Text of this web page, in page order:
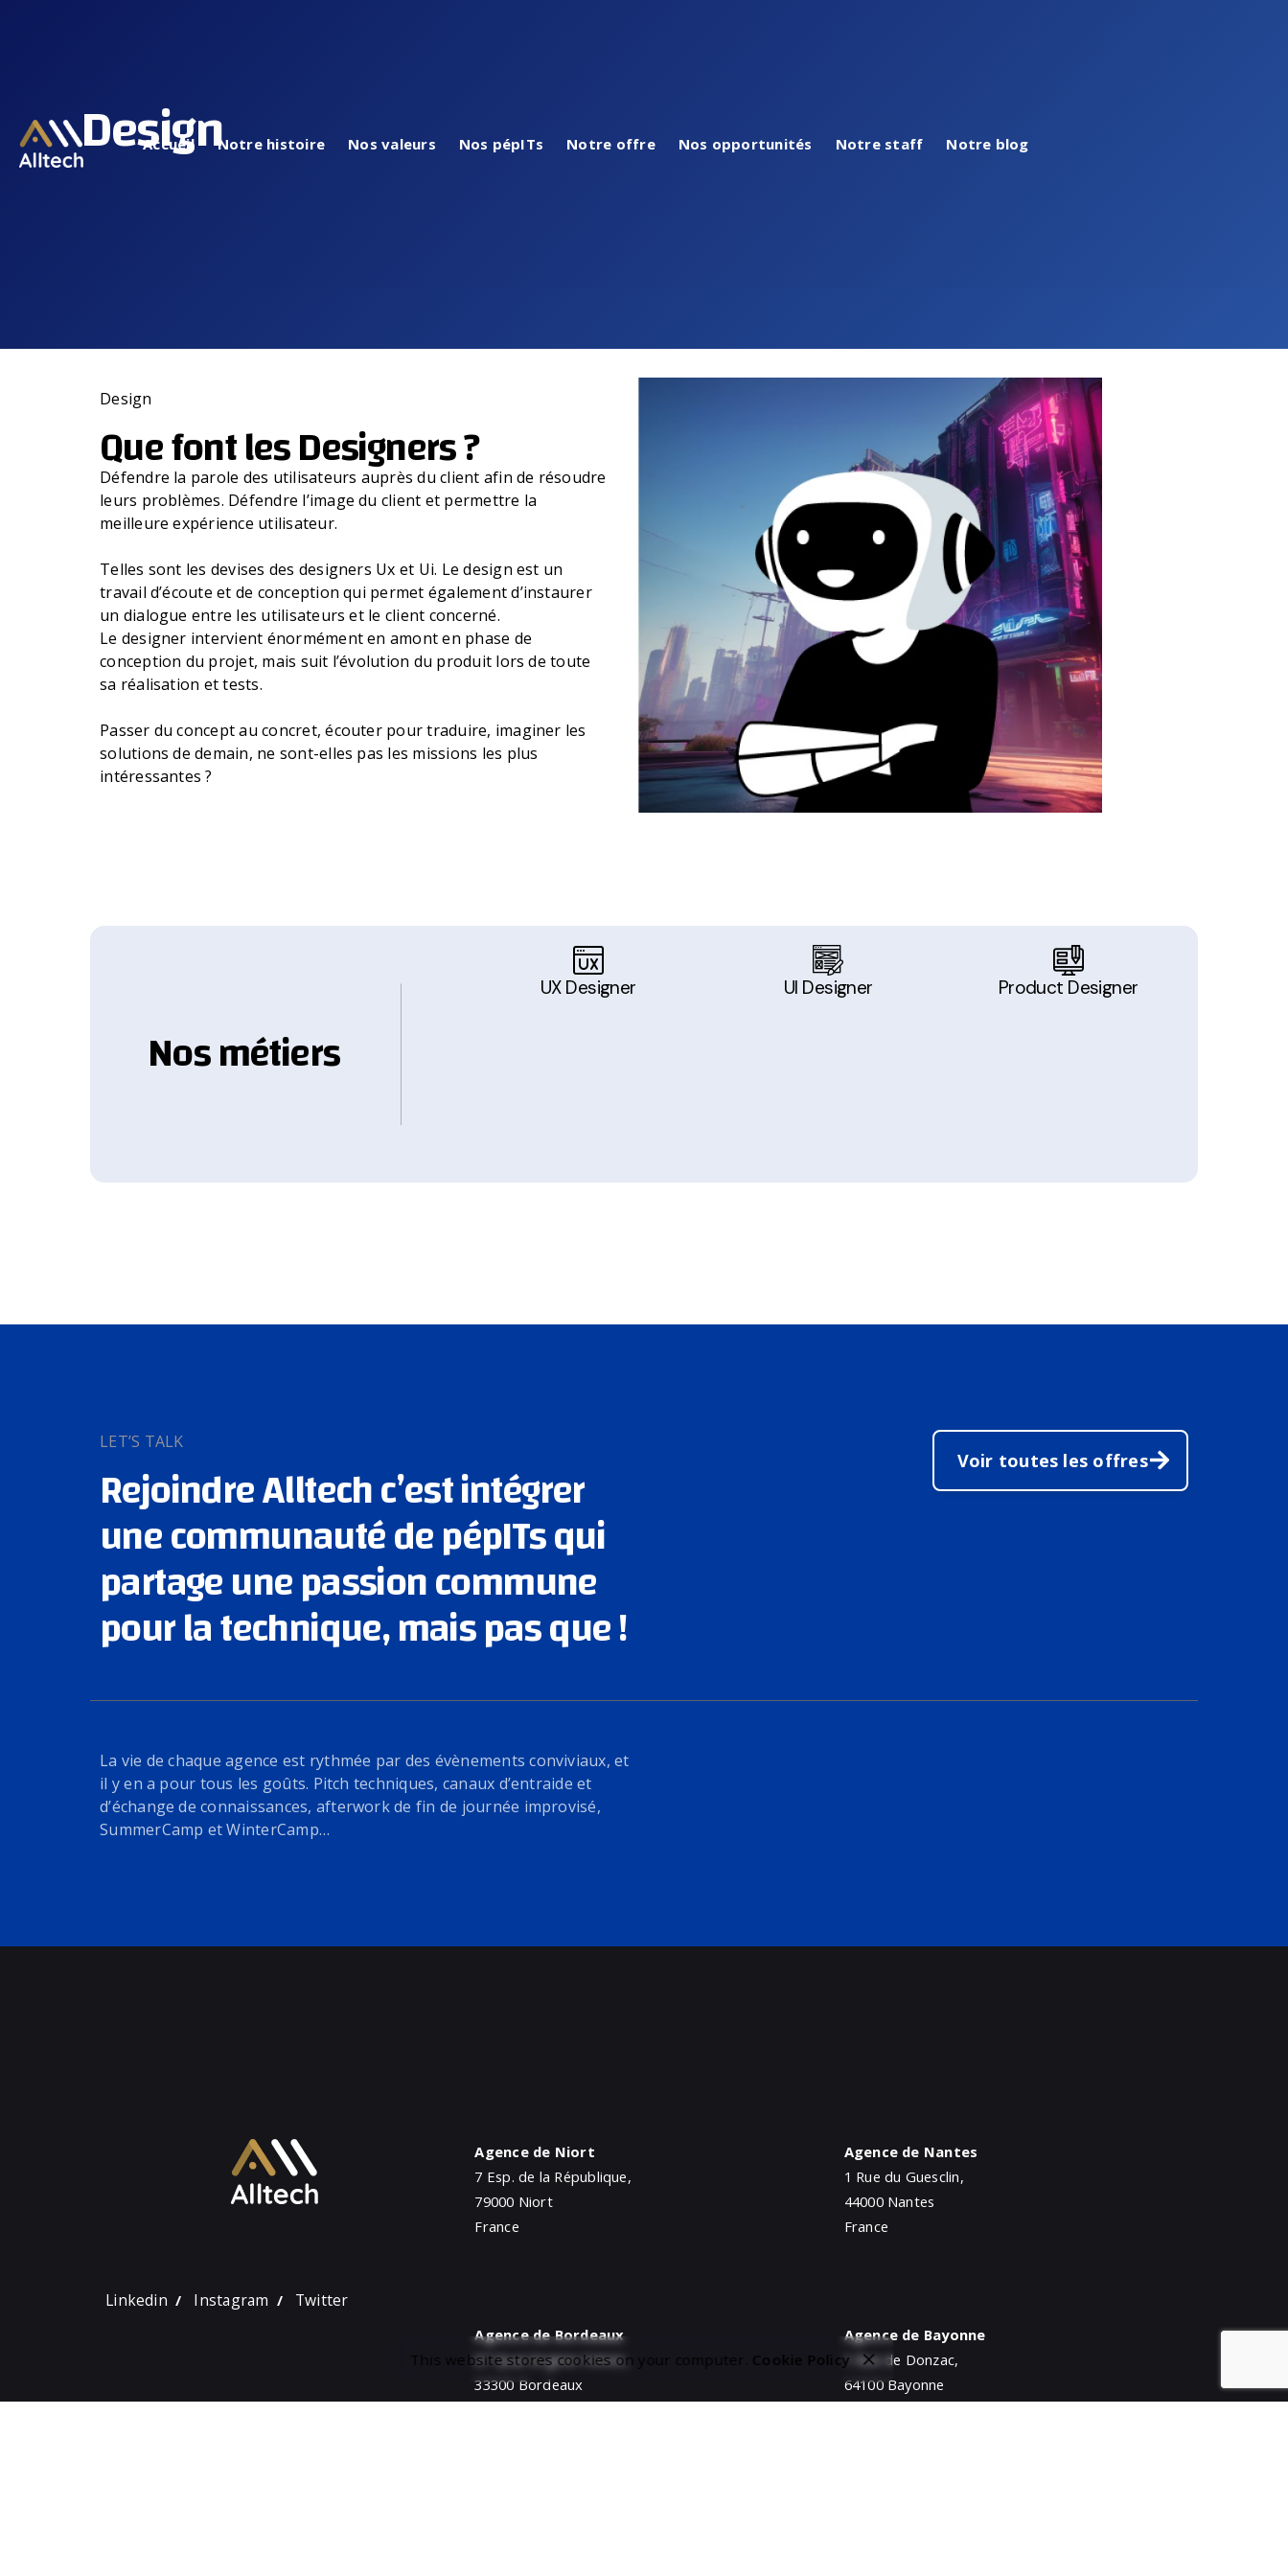
Accueil Notre histoire Nos valeurs Nos pépITs Notre offre Nos opportunités Notre staff Notre blog
Design
Design
Que font les Designers ?
Défendre la parole des utilisateurs auprès du client afin de résoudre
leurs problèmes. Défendre l’image du client et permettre la
meilleure expérience utilisateur.
Telles sont les devises des designers Ux et Ui. Le design est un
travail d’écoute et de conception qui permet également d’instaurer
un dialogue entre les utilisateurs et le client concerné.
Le designer intervient énormément en amont en phase de
conception du projet, mais suit l’évolution du produit lors de toute
sa réalisation et tests.
Passer du concept au concret, écouter pour traduire, imaginer les
solutions de demain, ne sont-elles pas les missions les plus
intéressantes ?
Nos métiers
UX Designer UI Designer Product Designer
LET’S TALK
Rejoindre Alltech c’est intégrer
une communauté de pépITs qui
partage une passion commune
pour la technique, mais pas que !
Voir toutes les offres
La vie de chaque agence est rythmée par des évènements conviviaux, et
il y en a pour tous les goûts. Pitch techniques, canaux d’entraide et
d’échange de connaissances, afterwork de fin de journée improvisé,
SummerCamp et WinterCamp…
Linkedin / Instagram / Twitter
Agence de Niort
7 Esp. de la République,
79000 Niort
France
Agence de Bordeaux
67 Quai Virginie Hériot,
33300 Bordeaux
Agence de Nantes
1 Rue du Guesclin,
44000 Nantes
France
Agence de Bayonne
1 Rue de Donzac,
64100 Bayonne
This website stores cookies on your computer. Cookie Policy